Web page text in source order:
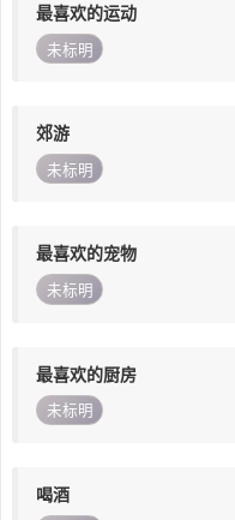
最喜欢的运动
未标明
郊游
未标明
最喜欢的宠物
未标明
最喜欢的厨房
未标明
喝酒